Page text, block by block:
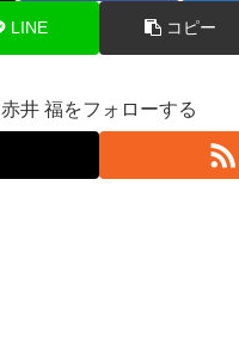
LINE コピー
赤井 福をフォローする